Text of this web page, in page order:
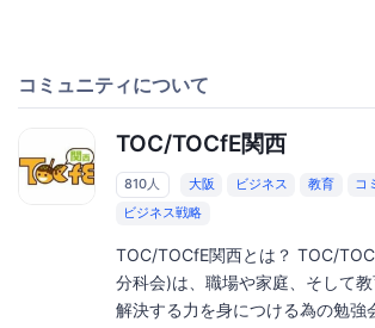
コミュニティについて
TOC/TOCfE関西
810人 大阪 ビジネス 教育
コ
ビジネス戦略
TOC/TOCfE関西とは？ TOC/
分科会)は、職場や家庭、そして
解決する力を身につける為の勉強